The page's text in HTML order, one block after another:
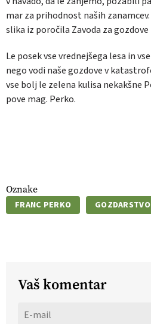
mar za prihodnost naših
slika iz poročila Zavoda za gozdove
Le posek vse vrednejšega lesa in
nego vodi naše gozdove v
vse bolj le zelena kulisa nekakšne
pove mag. Perko.
Oznake
FRANC PERKO GOZDARSTVO
Vaš komentar